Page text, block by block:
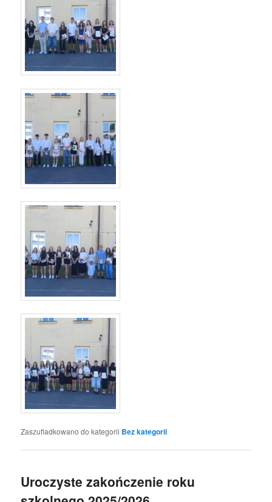
Zaszufladkowano do kategorii Bez kategorii
Uroczyste zakończenie roku